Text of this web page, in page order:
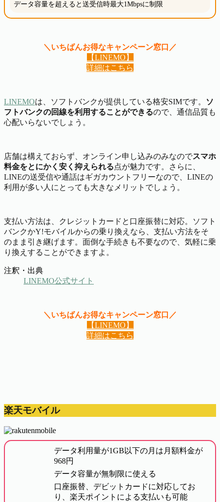
データ容量を超えると送受信時最大1Mbpsに制限
＼いちばんお得なキャンペーン窓口／
【LINEMO】
詳細はこちら
LINEMOは、ソフトバンクが提供している格安SIMです。
ソ
フトバンクの回線を利用することができるので、通信品質も
心配いらないでしょう。
店舗は構えておらず、オンライン申し込みのみなのでスマホ
料金をとにかく安く抑えられる点が魅力です。さらに、
LINEの送受信や通話はギガカウントフリーなので、LINEの
利用が多い人にとっても大きなメリットでしょう。
支払い方法は、クレジットカードと口座振替に対応。ソフト
バンクかY!モバイルからの乗り換えなら、支払い方法をそ
のまま引き継げます。面倒な手続きも不要なので、気軽に乗
り換えすることができますよ。
注釈・出典
LINEMO公式サイト
＼いちばんお得なキャンペーン窓口／
【LINEMO】
詳細はこちら
楽天モバイル
データ利用量が1GB以下の月は月額料金が
968円
データ容量が無制限に使える
口座振替、デビットカードに対応してお
り、楽天ポイントによる支払いも可能